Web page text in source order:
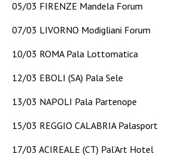
05/03 FIRENZE Mandela Forum
07/03 LIVORNO Modigliani Forum
10/03 ROMA Pala Lottomatica
12/03 EBOLI (SA) Pala Sele
13/03 NAPOLI Pala Partenope
15/03 REGGIO CALABRIA Palasport
17/03 ACIREALE (CT) Pal’Art Hotel